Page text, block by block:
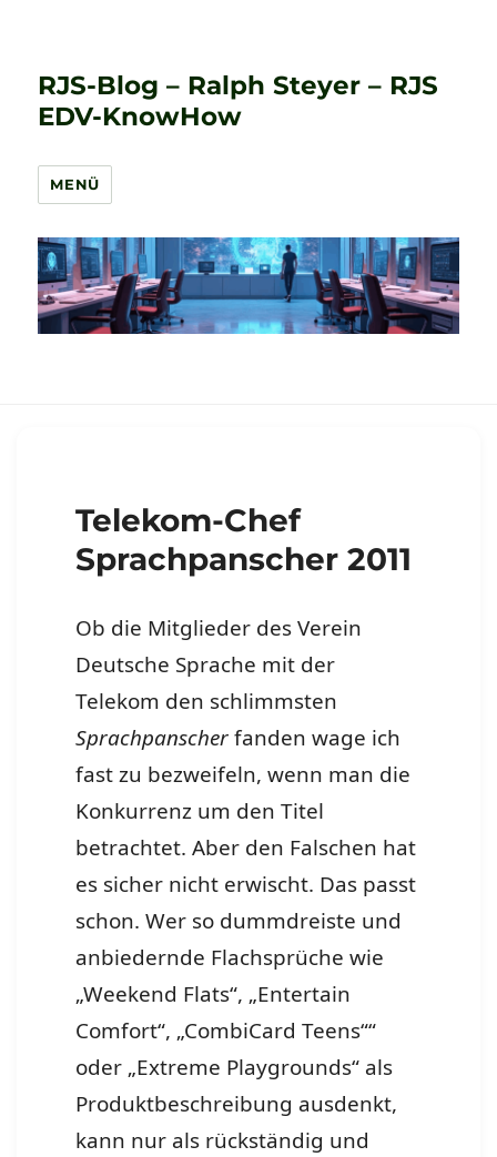
RJS-Blog – Ralph Steyer – RJS
EDV-KnowHow
MENÜ
Telekom-Chef
Sprachpanscher 2011
Ob die Mitglieder des Verein
Deutsche Sprache mit der
Telekom den schlimmsten
Sprachpanscherfanden wage ich
fast zu bezweifeln, wenn man die
Konkurrenz um den Titel
betrachtet. Aber den Falschen hat
es sicher nicht erwischt. Das passt
schon. Wer so dummdreiste und
anbiedernde Flachsprüche wie
„Weekend Flats“, „Entertain
Comfort“, „CombiCard Teens““
oder „Extreme Playgrounds“ als
Produktbeschreibung ausdenkt,
kann nur als rückständig und